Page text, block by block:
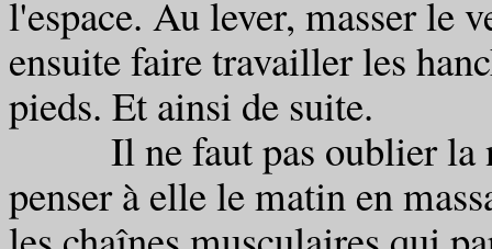
l'espace. Au lever, masser le
ensuite faire travailler les
pieds. Et ainsi de suite.
Il ne faut pas oublier la
penser à elle le matin en